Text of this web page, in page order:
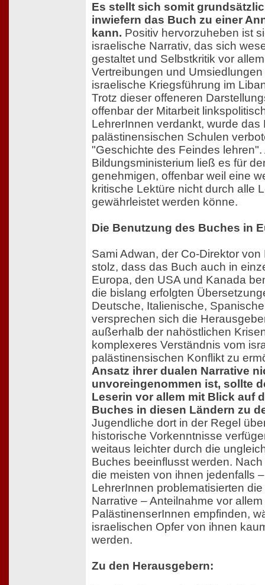
Es stellt sich somit
inwiefern das Buch zu einer
kann. Positiv hervorzuheben ist
israelische Narrativ, das sich
gestaltet und Selbstkritik vor
Vertreibungen und
israelische Kriegsführung im
Trotz dieser offeneren
offenbar der Mitarbeit
LehrerInnen verdankt, wurde das
palästinensischen Schulen
"Geschichte des Feindes
Bildungsministerium ließ es für
genehmigen, offenbar weil eine
kritische Lektüre nicht durch alle
gewährleistet werden könne.
Die Benutzung des Buches in
Sami Adwan, der Co-Direktor
stolz, dass das Buch auch in
Europa, den USA und Kanada
die bislang erfolgten
Deutsche, Italienische,
versprechen sich die
außerhalb der nahöstlichen
komplexeres Verständnis vom
palästinensischen Konflikt zu
Ansatz ihrer dualen Narrative
unvoreingenommen ist, sollte
Leserin vor allem mit Blick auf
Buches in diesen Ländern zu
Jugendliche dort in der Regel
historische Vorkenntnisse
weitaus leichter durch die
Buches beeinflusst werden.
die meisten von ihnen jedenfalls
LehrerInnen problematisierten
Narrative – Anteilnahme vor
PalästinenserInnen empfinden,
israelischen Opfer von ihnen
werden.
Zu den Herausgebern: